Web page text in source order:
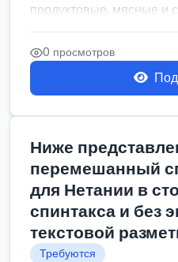
продуктовые, мясные и
Разнорабочий на сборку
0 просмотров
Ниже
перемешанный
для Нетании в
спинтакса и без
текстовой
Требуются